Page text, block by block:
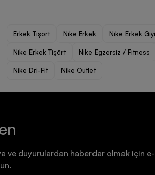
Erkek Tişört Nike Erkek Nike Erkek
Nike Erkek Tişört Nike Egzersiz / Fitness
Nike Dri-Fit Nike Outlet
ve duyurulardan haberdar olmak için e-